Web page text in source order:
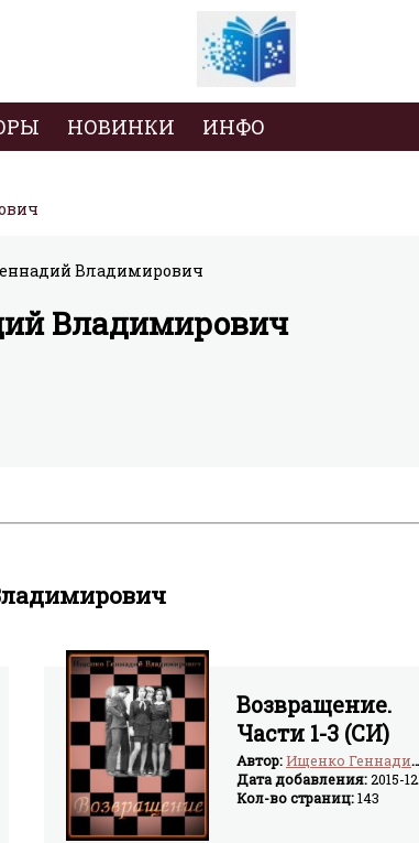
НОВИНКИ ИНФО
Владимирович
Возвращение.
Части 1-3 (СИ)
Автор:Ищенко Геннадий Владимирович
Дата добавления:2015-12-20
Кол-во страниц:143